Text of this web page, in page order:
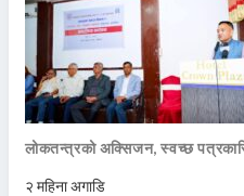
लोकतन्त्रको अक्सिजन, स्वच्छ
२ महिना अगाडि